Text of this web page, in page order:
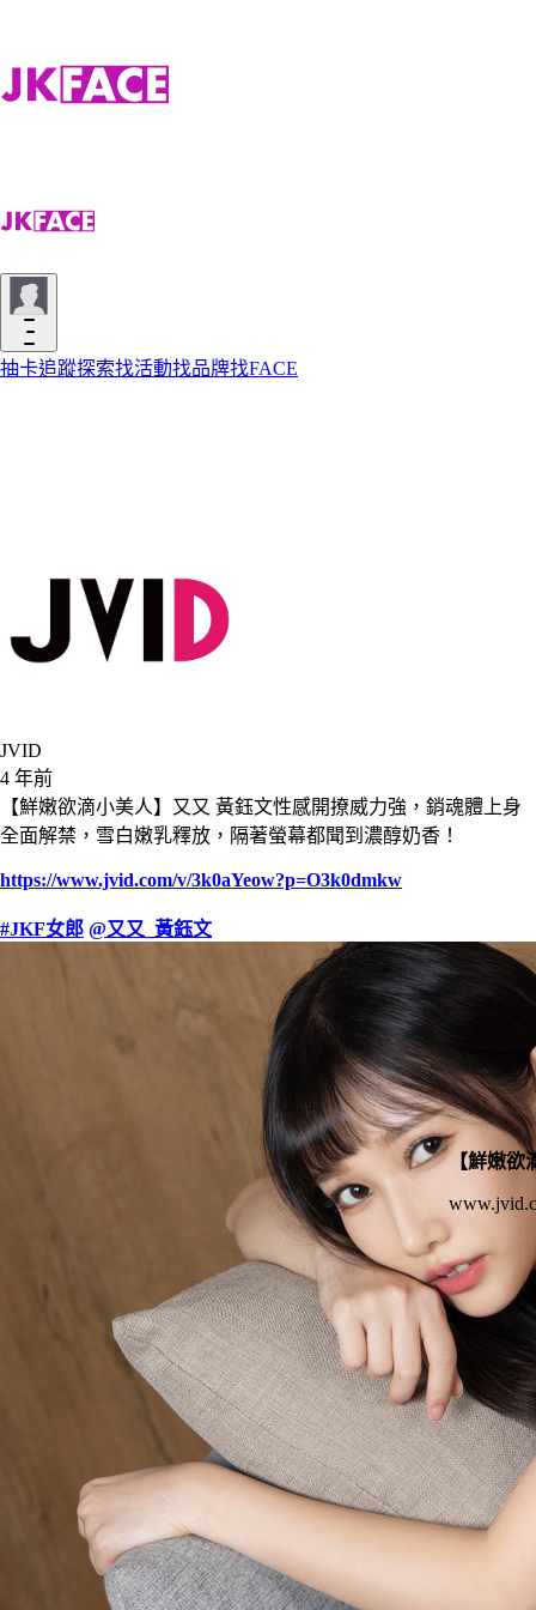
抽卡追蹤探索找活動找品牌找FACE
JVID
4 年前
【鮮嫩欲滴小美人】又又 黃鈺文性感開撩威力強，銷魂體上身
全面解禁，雪白嫩乳釋放，隔著螢幕都聞到濃醇奶香！
https://www.jvid.com/v/3k0aYeow?p=O3k0dmkw
#JKF女郎 @又又_黃鈺文
【鮮嫩欲